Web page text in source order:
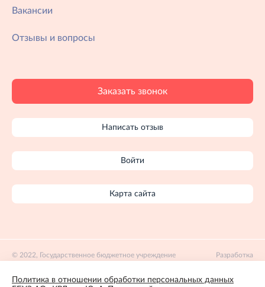
Вакансии
Отзывы и вопросы
Заказать звонок
Написать отзыв
Войти
Карта сайта
2022, Государственное бюджетное учреждение
Политика конфиденциальности
Разработка
Политика в отношении обработки персональных данных